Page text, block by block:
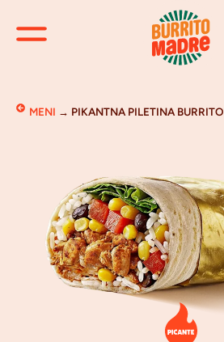
MENI → PIKANTNA PILETINA BURRITO